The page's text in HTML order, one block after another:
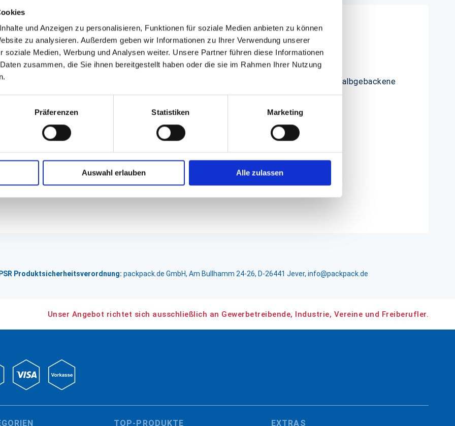
und Anzeigen zu personalisieren, Funktionen für soziale Medien anbieten zu können
zu analysieren. Außerdem geben wir Informationen zu Ihrer Verwendung unserer
soziale Medien, Werbung und Analysen weiter. Unsere Partner führen diese Informationen
zusammen, die Sie ihnen bereitgestellt haben oder die sie im Rahmen Ihrer Nutzung
Präferenzen Statistiken Marketing
Auswahl erlauben Alle zulassen
Druck
bekannt) mit den Maßen 200+40x390mm sind ideal für das Verpacken von halbgebackene
zu je 200 Stück und sind geeignet für tiefgekühlte Teigrohlinge.
den ausreichenden Platz. Somit wird nichts eingedrückt.
und lässt die Waren in Ihren Verkaufstheken gut aussehen.
lebensmittelecht.
Produktsicherheitsverordnung: packpack.de GmbH, Am Bullhamm 24-26, D-26441 Jever, info@packpack.de
Unser Angebot richtet sich ausschließlich an Gewerbetreibende, Industrie, Vereine und Freiberufler.
TOP-PRODUKTE EXTRAS